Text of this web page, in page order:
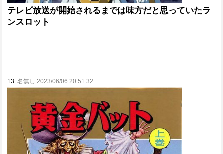
テレビ放送が開始されるまでは味方だと思っていたラ
ンスロット
13: 名無し 2023/06/06 20:51:32